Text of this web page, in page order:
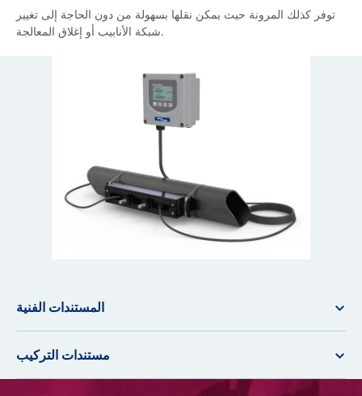
توفر كذلك المرونة حيث يمكن نقلها بسهولة من دون الحاجة إلى تغيير
شبكة الأنابيب أو إغلاق المعالجة.
المستندات الفنية
مستندات التركيب